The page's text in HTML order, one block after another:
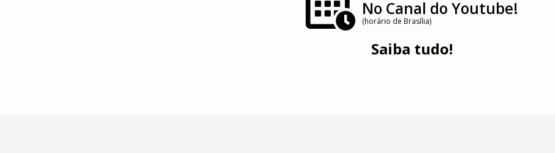
No Canal do Youtube!
(horário de Brasília)
Saiba tudo!